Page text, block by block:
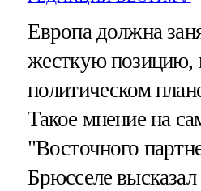
Европа должна
жесткую позицию,
политическом
Такое мнение на
"Восточного
Брюсселе высказал